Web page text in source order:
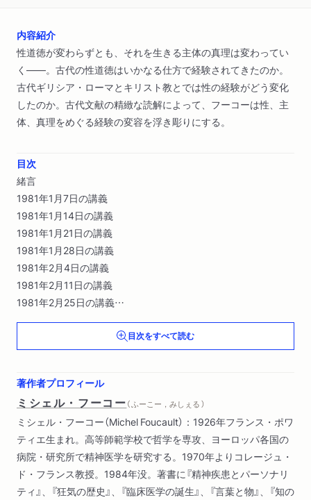
内容紹介
性道徳が変わらずとも、それを生きる主体の真理は変わってい
く――。古代の性道徳はいかなる仕方で経験されてきたのか。
古代ギリシア・ローマとキリスト教とでは性の経験がどう変化
したのか。古代文献の精緻な読解によって、フーコーは性、主
体、真理をめぐる経験の変容を浮き彫りにする。
目次
緒言
1981年1月7日の講義
1981年1月14日の講義
1981年1月21日の講義
1981年1月28日の講義
1981年2月4日の講義
1981年2月11日の講義
1981年2月25日の講義
1981年3月4日の講義
1981年3月18日の講義
1981年4月1日の講義
講義要旨
講義の位置づけ
訳者解説
索引
目次をすべて読む
著作者プロフィール
ミシェル・フーコー（ ふーこー，みしぇる ）
ミシェル・フーコー（Michel Foucault）：1926年フランス・ポワ
ティエ生まれ。高等師範学校で哲学を専攻、ヨーロッパ各国の
病院・研究所で精神医学を研究する。1970年よりコレージュ・
ド・フランス教授。1984年没。著書に『精神疾患とパーソナリ
ティ』、『狂気の歴史』、『臨床医学の誕生』、『言葉と物』、『知の